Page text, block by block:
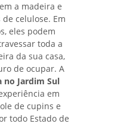
a madeira e
celulose. Em
eles podem
toda a
da sua casa,
de ocupar. A
no Jardim Sul
em
de cupins e
todo Estado de